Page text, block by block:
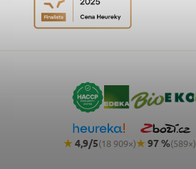
★4,9/5(18 909×)★97 %(589×)